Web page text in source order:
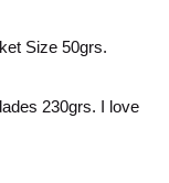
Size 50grs.
230grs. I love